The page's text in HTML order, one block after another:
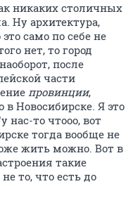
никаких столичных
Ну архитектура,
само по себе не
нет, то город
после
части
провинции,
в Новосибирске. Я это
нас-то чтооо, вот
тогда вообще не
жить можно. Вот в
такие
то, что есть до